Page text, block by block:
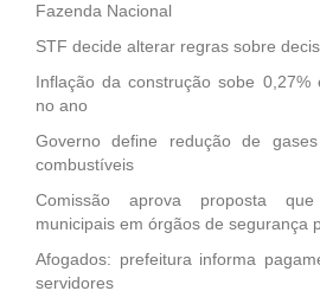
Fazenda Nacional
STF decide alterar regras sobre
Inflação da construção sobe 0,27%
no ano
Governo define redução de
combustíveis
Comissão aprova proposta
municipais em órgãos de segurança
Afogados: prefeitura informa
servidores